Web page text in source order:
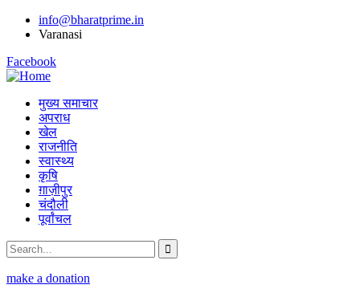
info@bharatprime.in
Varanasi
Facebook
मुख्य समाचार
अपराध
खेल
राजनीति
स्वास्थ्य
कृषि
ग़ाज़ीपुर
चंदौली
पूर्वांचल
make a donation